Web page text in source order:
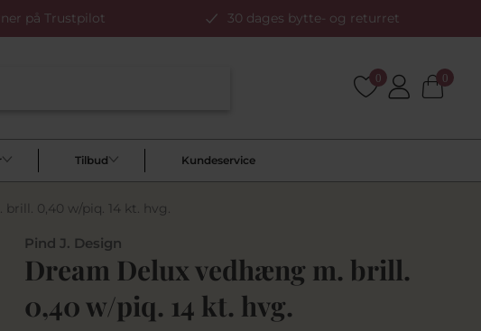
på Trustpilot 30 dages bytte- og returret
0 0
Tilbud Kundeservice
0,40 w/piq. 14 kt. hvg.
Pind J. Design
Dream Delux vedhæng m. brill.
0,40 w/piq. 14 kt. hvg.